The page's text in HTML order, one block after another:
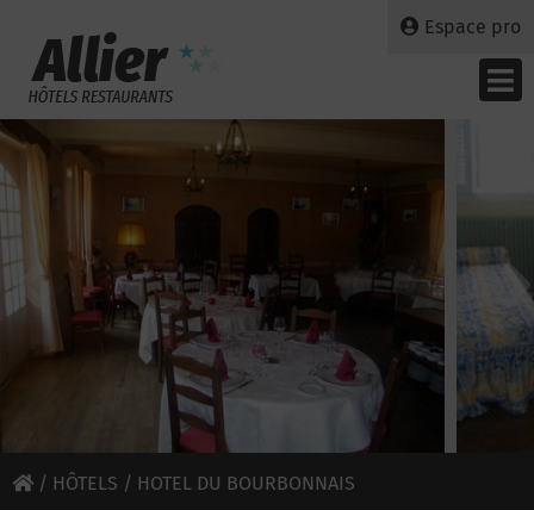
Espace pro
/ HÔTELS / HOTEL DU BOURBONNAIS